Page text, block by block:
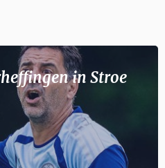
in Stroe